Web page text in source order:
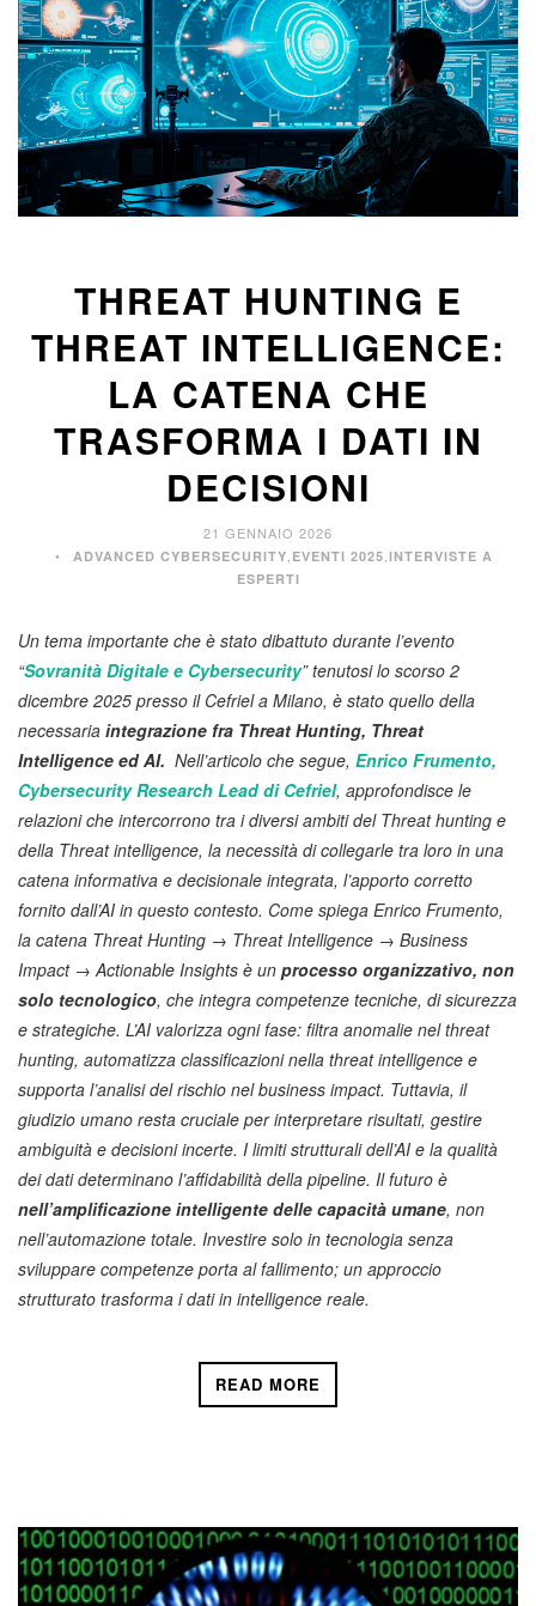
THREAT HUNTING E
THREAT INTELLIGENCE:
LA CATENA CHE
TRASFORMA I DATI IN
DECISIONI
21 GENNAIO 2026
ADVANCED CYBERSECURITY, EVENTI 2025,INTERVISTE A
ESPERTI
Un tema importante che è stato dibattuto durante l’evento
“Sovranità Digitale e Cybersecurity” tenutosi lo scorso 2
dicembre 2025 presso il Cefriel a Milano, è stato quello della
necessaria integrazione fra Threat Hunting, Threat
Intelligence ed AI. Nell’articolo che segue, Enrico Frumento,
Cybersecurity Research Lead di Cefriel, approfondisce le
relazioni che intercorrono tra i diversi ambiti del Threat hunting e
della Threat intelligence, la necessità di collegarle tra loro in una
catena informativa e decisionale integrata, l’apporto corretto
fornito dall’AI in questo contesto. Come spiega Enrico Frumento,
la catena Threat Hunting → Threat Intelligence → Business
Impact → Actionable Insights è un processo organizzativo, non
solo tecnologico, che integra competenze tecniche, di sicurezza
e strategiche. L’AI valorizza ogni fase: filtra anomalie nel threat
hunting, automatizza classificazioni nella threat intelligence e
supporta l’analisi del rischio nel business impact. Tuttavia, il
giudizio umano resta cruciale per interpretare risultati, gestire
ambiguità e decisioni incerte. I limiti strutturali dell’AI e la qualità
dei dati determinano l’affidabilità della pipeline. Il futuro è
nell’amplificazione intelligente delle capacità umane, non
nell’automazione totale. Investire solo in tecnologia senza
sviluppare competenze porta al fallimento; un approccio
strutturato trasforma i dati in intelligence reale.
READ MORE